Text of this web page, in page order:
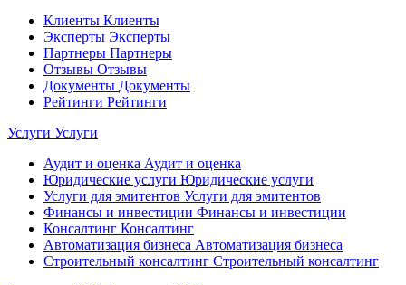
Клиенты Клиенты
Эксперты Эксперты
Партнеры Партнеры
Отзывы Отзывы
Документы Документы
Рейтинги Рейтинги
Услуги Услуги
Аудит и оценка Аудит и оценка
Юридические услуги Юридические услуги
Услуги для эмитентов Услуги для эмитентов
Финансы и инвестиции Финансы и инвестиции
Консалтинг Консалтинг
Автоматизация бизнеса Автоматизация бизнеса
Строительный консалтинг Строительный консалтинг